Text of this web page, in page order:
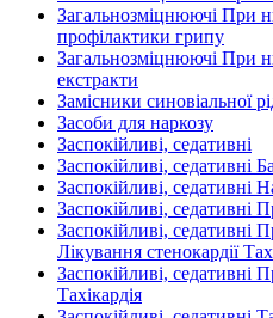
Загальнозміцнюючі При
профілактики грипу
Загальнозміцнюючі При
екстракти
Замісники синовіальної
Засоби для наркозу
Заспокійливі, седативні
Заспокійливі, седативні
Заспокійливі, седативні
Заспокійливі, седативні
Заспокійливі, седативні
Лікування стенокардії
Заспокійливі, седативні
Тахікардія